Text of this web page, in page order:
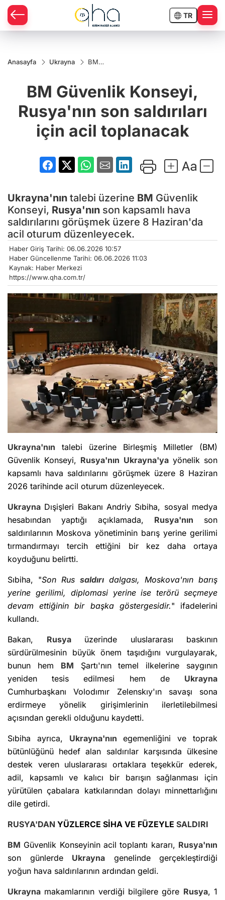
TR
Anasayfa Ukrayna
BM
Rusya'nın
son
için acil
toplanacak
BM Güvenlik Konseyi,
Rusya'nın son saldırıları
için acil toplanacak
Ukrayna'nın talebi üzerine BM Güvenlik
Konseyi, Rusya'nın son kapsamlı hava
saldırılarını görüşmek üzere 8 Haziran'da
acil oturum düzenleyecek.
Haber Giriş Tarihi: 06.06.2026 10:57
Haber Güncellenme Tarihi: 06.06.2026 11:03
Kaynak: Haber Merkezi
https://www.qha.com.tr/
Ukrayna'nın talebi üzerine Birleşmiş Milletler (BM)
Güvenlik Konseyi, Rusya'nın Ukrayna'ya yönelik son
kapsamlı hava saldırılarını görüşmek üzere 8 Haziran
2026 tarihinde acil oturum düzenleyecek.
Ukrayna Dışişleri Bakanı Andriy Sıbiha, sosyal medya
hesabından yaptığı açıklamada, Rusya'nın son
saldırılarının Moskova yönetiminin barış yerine gerilimi
tırmandırmayı tercih ettiğini bir kez daha ortaya
koyduğunu belirtti.
Sıbiha, "Son Rus saldırı dalgası, Moskova'nın barış
yerine gerilimi, diplomasi yerine ise terörü seçmeye
devam ettiğinin bir başka göstergesidir." ifadelerini
kullandı.
Bakan, Rusyaüzerinde uluslararası baskının
sürdürülmesinin büyük önem taşıdığını vurgulayarak,
bunun hem BM Şartı'nın temel ilkelerine saygının
yeniden tesis edilmesi hem de Ukrayna
Cumhurbaşkanı Volodımır Zelenskıy'ın savaşı sona
erdirmeye yönelik girişimlerinin ilerletilebilmesi
açısından gerekli olduğunu kaydetti.
Sıbiha ayrıca, Ukrayna'nın egemenliğini ve toprak
bütünlüğünü hedef alan saldırılar karşısında ülkesine
destek veren uluslararası ortaklara teşekkür ederek,
adil, kapsamlı ve kalıcı bir barışın sağlanması için
yürütülen çabalara katkılarından dolayı minnettarlığını
dile getirdi.
RUSYA'DAN YÜZLERCE SİHA VE FÜZEYLE SALDIRI
BM Güvenlik Konseyinin acil toplantı kararı, Rusya'nın
son günlerde Ukrayna genelinde gerçekleştirdiği
yoğun hava saldırılarının ardından geldi.
Ukrayna makamlarının verdiği bilgilere göre Rusya, 1